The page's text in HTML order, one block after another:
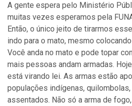
A gente espera pelo Ministério
muitas vezes esperamos pela
Então, o único jeito de tirarmos
indo para o mato, mesmo
Você anda no mato e pode topar
mais pessoas andam armadas.
está virando lei. As armas estão
populações indígenas,
assentados. Não só a arma de